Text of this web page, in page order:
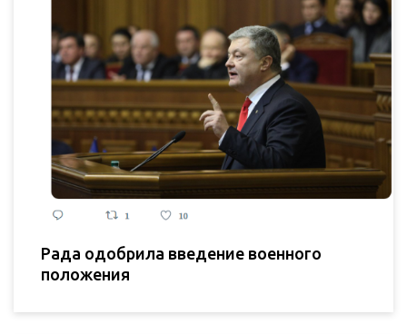
Рада одобрила введение военного
положения